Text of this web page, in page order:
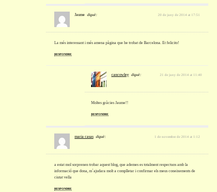
Jaume diguè: 20 de juny de 2014 at 17:51
La més interessant i més amena pàgina que he trobat de Barcelona. Et felicito!
RESPONDRE
cancowley diguè: 21 de juny de 2014 at 11:40
Moltes gràcies Jaume!!
RESPONDRE
maria casas diguè: 1 de novembre de 2014 at 1:12
a estat mol sorprenen trobar aquest blog, que ademes es totalment respectuos amb la
informació que dona, m´ajudara molt a complletar i confirmar els meus coneixements de
ciutat vella
RESPONDRE